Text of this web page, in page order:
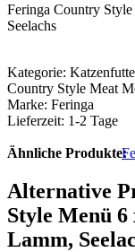
Feringa Country
Seelachs
Kategorie:
Country Style Meat
Marke: Feringa
Lieferzeit: 1-2 Tage
Ähnliche Produkte:
Alternative
Style Menü
Lamm,